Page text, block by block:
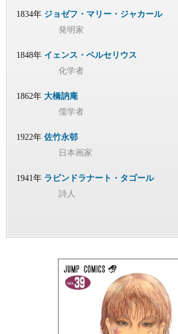
1834年 ジョゼフ・マリー・ジャカール
発明家
1848年 イェンス・ベルセリウス
化学者
1862年 大橋訥庵
儒学者
1922年 佐竹永邨
日本画家
1941年 ラビンドラナート・タゴール
詩人